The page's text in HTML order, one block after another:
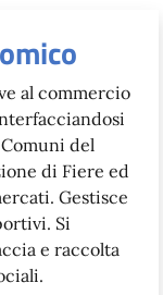
al commercio
del
di Fiere ed
Gestisce
Si
e raccolta